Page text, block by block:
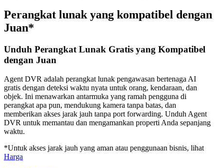
Perangkat lunak yang kompatibel dengan
Juan*
Unduh Perangkat Lunak Gratis yang Kompatibel
dengan Juan
Agent DVR adalah perangkat lunak pengawasan bertenaga AI
gratis dengan deteksi waktu nyata untuk orang, kendaraan, dan
objek. Ini menawarkan antarmuka yang ramah pengguna di
perangkat apa pun, mendukung kamera tanpa batas, dan
memberikan akses jarak jauh tanpa port forwarding. Unduh Agent
DVR untuk memantau dan mengamankan properti Anda sepanjang
waktu.
*Untuk akses jarak jauh yang aman atau penggunaan bisnis, lihat
Harga